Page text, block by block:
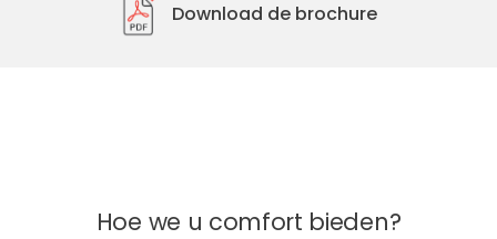
Download de brochure
Hoe we u comfort bieden?